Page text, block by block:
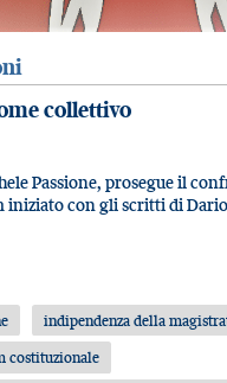
collettivo
Passione, prosegue il
iniziato con gli scritti di
indipendenza della
costituzionale